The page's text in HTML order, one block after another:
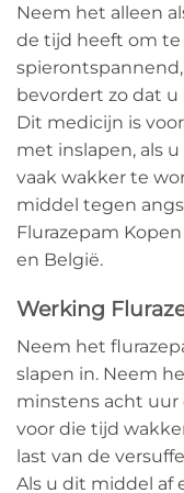
Neem het alleen
de tijd heeft om te
bevordert zo dat u
Dit medicijn is
met inslapen, als
vaak wakker te
middel tegen
Flurazepam
en België.
Werking
Neem het
slapen in. Neem
minstens acht uur
voor die tijd
last van de
Als u dit middel af